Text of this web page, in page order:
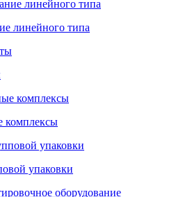
линейного типа
комплексы
упаковки